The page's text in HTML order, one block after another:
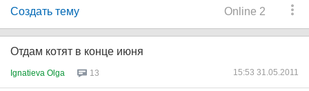
Online 2
Создать тему
Отдам котят в конце июня
Ignatieva Olga 13 15:53 31.05.2011